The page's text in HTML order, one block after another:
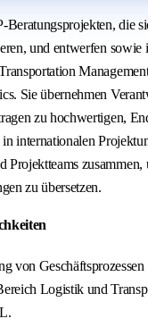
Beratungsprojekten, die
und entwerfen sowie
Sie übernehmen
zu hochwertigen,
internationalen
Projektteams zusammen,
zu übersetzen.
von
Logistik und